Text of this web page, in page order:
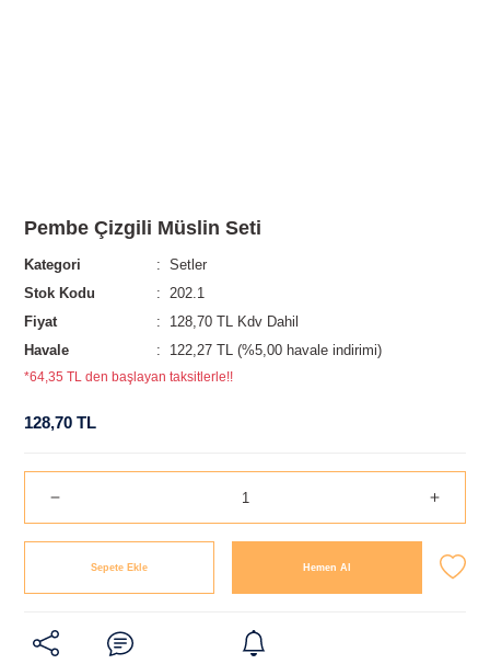
Pembe Çizgili Müslin Seti
Kategori
Setler
Stok Kodu
202.1
Fiyat
128,70 TL Kdv Dahil
Havale
122,27 TL (%5,00 havale indirimi)
*64,35 TL den başlayan taksitlerle!!
128,70 TL
Sepete Ekle Hemen Al